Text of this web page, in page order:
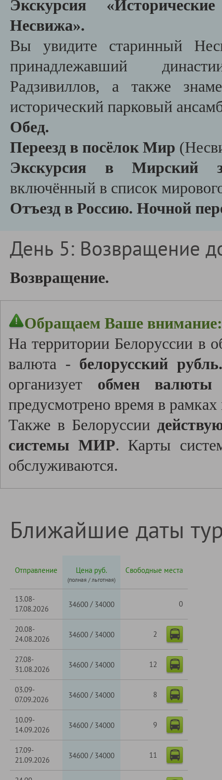
Экскурсия
Несвижа».
Вы увидите старинный
принадлежавший
Радзивиллов, а также
исторический парковый
Обед.
Переезд в посёлок Мир
Экскурсия в Мирский
включённый в список
Отъезд в Россию. Ночной
День 5: Возвращение
Возвращение.
Обращаем Ваше
На территории Белоруссии в
валюта - белорусский
организует обмен валюты
предусмотрено время в
Также в Белоруссии
системы МИР. Карты
обслуживаются.
Ближайшие даты
Отправление Цена руб.
(полная / льготная)
Свободные места
13.08-
17.08.2026
34600 / 34000 0
20.08-
24.08.2026
34600 / 34000 2
27.08-
31.08.2026
34600 / 34000 12
03.09-
07.09.2026
34600 / 34000 8
10.09-
14.09.2026
34600 / 34000 9
17.09-
21.09.2026
34600 / 34000 11